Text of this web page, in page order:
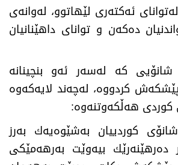
ئەكتەری لێهاتوو، لەوانەی
دەكەن و توانای داهێنانیان
كە لەسەر ئەو بنچینانە
كردووە، لەچەند لایەكەوە
كوردی هەڵكەوتنەوە:
كوردییان بەشێوەیەك بەرز
بیەوێت بەرهەمێكی